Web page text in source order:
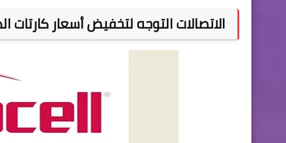
الاتصالات التوجه لتخفيض أسعار كارتات